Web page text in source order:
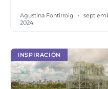
Agustina Fontirroig
2024
INSPIRACIÓN